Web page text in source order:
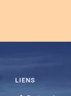
LIENS